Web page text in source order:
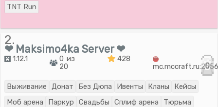
TNT Run
2.
❤ Maksimo4ka Server ❤
1.12.1
0 из
20
428
0
Выживание Донат Без Дюпа Ивенты Кланы
Кейсы
Моб арена
Паркур Свадьбы Сплиф арена
Тюрьма